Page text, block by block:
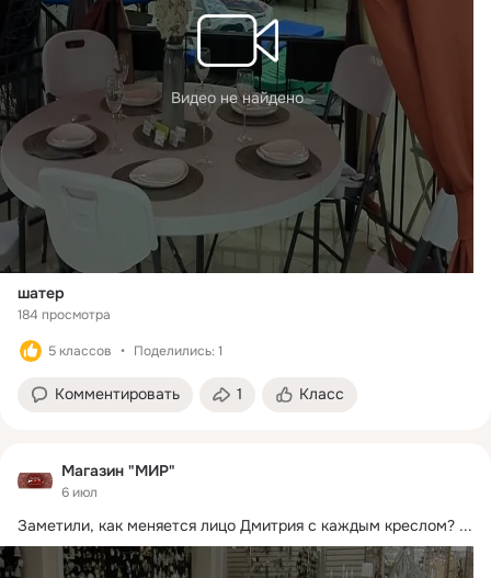
Видео не найдено
шатер
184 просмотра
5 классов Поделились: 1
Комментировать 1 Класс
Магазин "МИР"
6 июл
Заметили, как меняется лицо Дмитрия с каждым креслом? ...